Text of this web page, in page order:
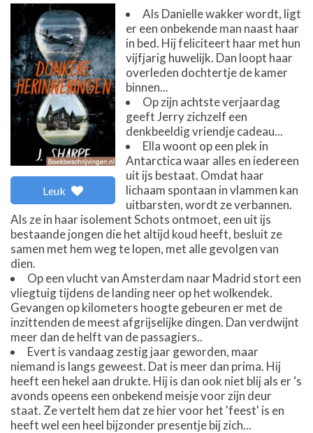
Leuk
Als Danielle wakker wordt, ligt
er een onbekende man naast haar
in bed. Hij feliciteert haar met hun
vijfjarig huwelijk. Dan loopt haar
overleden dochtertje de kamer
binnen...
Op zijn achtste verjaardag
geeft Jerry zichzelf een
denkbeeldig vriendje cadeau...
Ella woont op een plek in
Antarctica waar alles en iedereen
uit ijs bestaat. Omdat haar
lichaam spontaan in vlammen kan
uitbarsten, wordt ze verbannen.
Als ze in haar isolement Schots ontmoet, een uit ijs
bestaande jongen die het altijd koud heeft, besluit ze
samen met hem weg te lopen, met alle gevolgen van
dien.
Op een vlucht van Amsterdam naar Madrid stort een
vliegtuig tijdens de landing neer op het wolkendek.
Gevangen op kilometers hoogte gebeuren er met de
inzittenden de meest afgrijselijke dingen. Dan verdwijnt
meer dan de helft van de passagiers..
Evert is vandaag zestig jaar geworden, maar
niemand is langs geweest. Dat is meer dan prima. Hij
heeft een hekel aan drukte. Hij is dan ook niet blij als er ‘s
avonds opeens een onbekend meisje voor zijn deur
staat. Ze vertelt hem dat ze hier voor het 'feest' is en
heeft wel een heel bijzonder presentje bij zich...